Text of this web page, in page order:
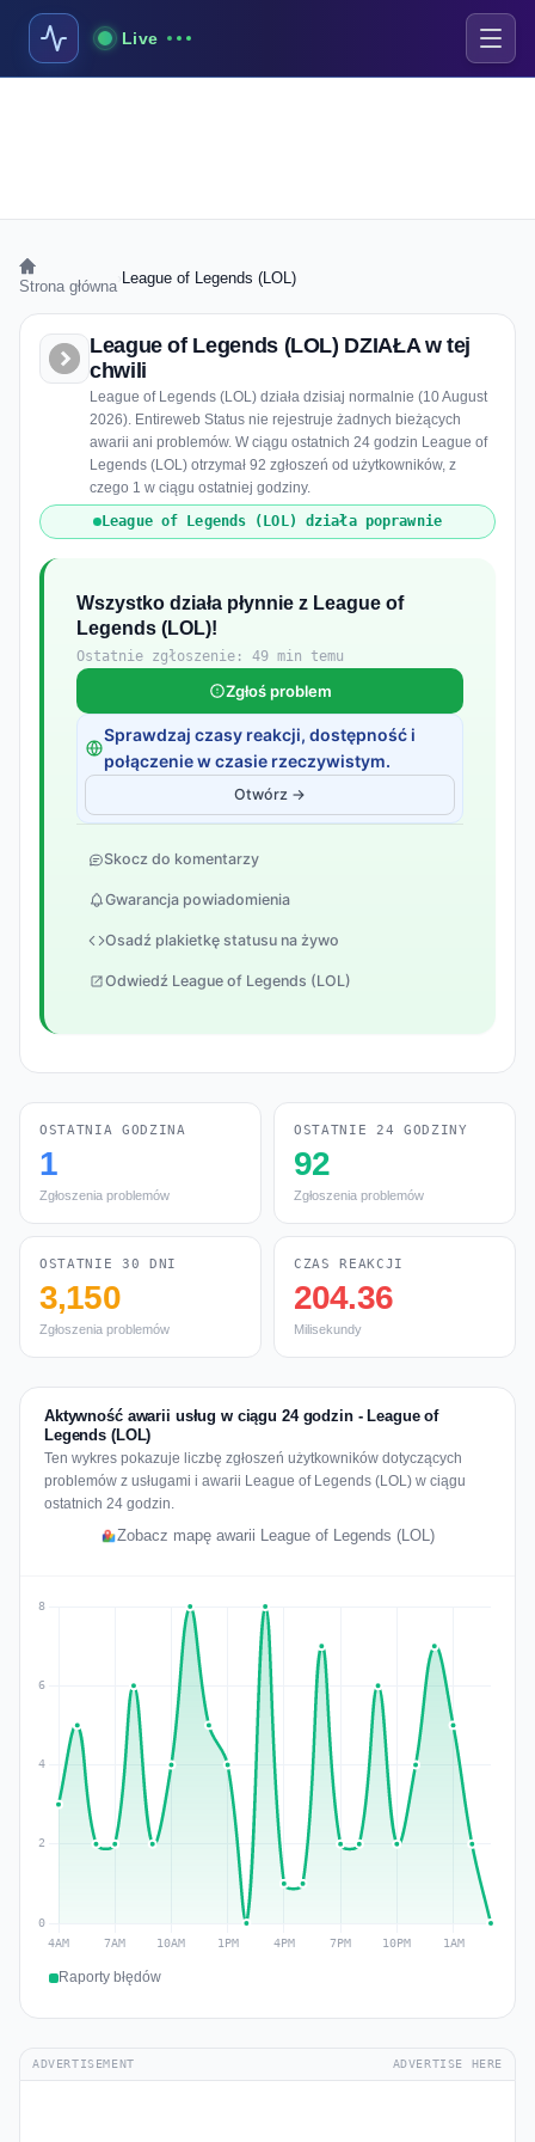
Live
Strona główna League of Legends (LOL)
League of Legends (LOL) DZIAŁA w tej
chwili
League of Legends (LOL) działa dzisiaj normalnie (10 August
2026). Entireweb Status nie rejestruje żadnych bieżących
awarii ani problemów. W ciągu ostatnich 24 godzin League of
Legends (LOL) otrzymał 92 zgłoszeń od użytkowników, z
czego 1 w ciągu ostatniej godziny.
League of Legends (LOL) działa poprawnie
Wszystko działa płynnie z League of
Legends (LOL)!
Ostatnie zgłoszenie: 49 min temu
Zgłoś problem
Sprawdzaj czasy reakcji, dostępność i
połączenie w czasie rzeczywistym.
Otwórz →
Skocz do komentarzy
Gwarancja powiadomienia
Osadź plakietkę statusu na żywo
Odwiedź League of Legends (LOL)
OSTATNIA GODZINA
1
Zgłoszenia problemów
OSTATNIE 24 GODZINY
92
Zgłoszenia problemów
OSTATNIE 30 DNI
3,150
Zgłoszenia problemów
CZAS REAKCJI
204.36
Milisekundy
Aktywność awarii usług w ciągu 24 godzin - League of
Legends (LOL)
Ten wykres pokazuje liczbę zgłoszeń użytkowników dotyczących
problemów z usługami i awarii League of Legends (LOL) w ciągu
ostatnich 24 godzin.
Zobacz mapę awarii League of Legends (LOL)
Raporty błędów
ADVERTISEMENT ADVERTISE HERE